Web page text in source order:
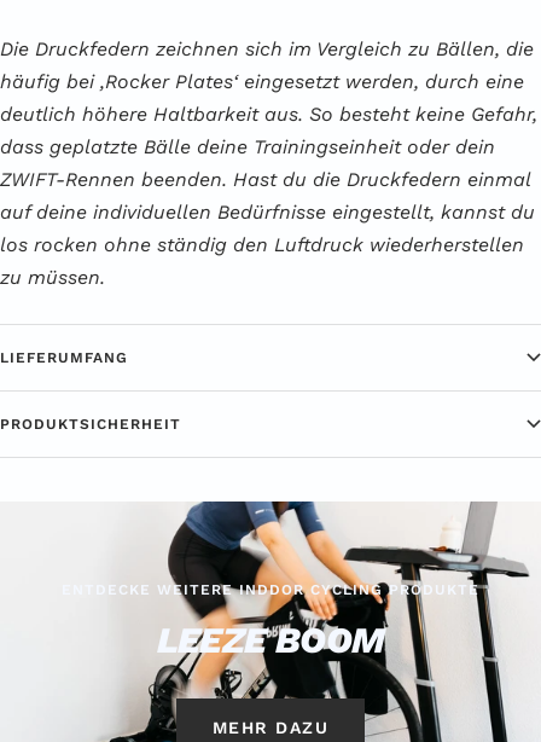
Die Druckfedern zeichnen sich im Vergleich zu Bällen, die
häufig bei ‚Rocker Plates‘ eingesetzt werden, durch eine
deutlich höhere Haltbarkeit aus. So besteht keine Gefahr,
dass geplatzte Bälle deine Trainingseinheit oder dein
ZWIFT-Rennen beenden. Hast du die Druckfedern einmal
auf deine individuellen Bedürfnisse eingestellt, kannst du
los rocken ohne ständig den Luftdruck wiederherstellen
zu müssen.
LIEFERUMFANG
PRODUKTSICHERHEIT
ENTDECKE WEITERE INDDOR CYCLING PRODUKTE
LEEZE BOOM
MEHR DAZU